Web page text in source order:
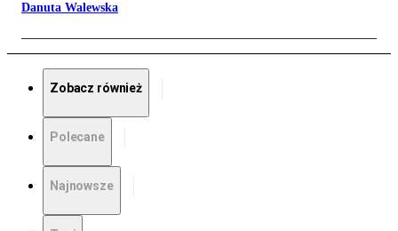
Danuta Walewska
Zobacz również
Polecane
Najnowsze